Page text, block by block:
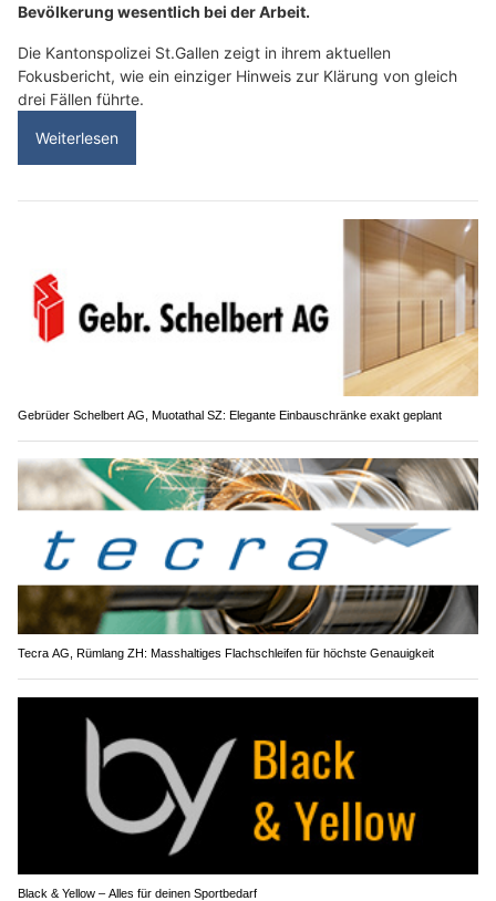
Bevölkerung wesentlich bei der Arbeit.
Die Kantonspolizei St.Gallen zeigt in ihrem aktuellen
Fokusbericht, wie ein einziger Hinweis zur Klärung von gleich
drei Fällen führte.
Weiterlesen
Gebrüder Schelbert AG, Muotathal SZ: Elegante Einbauschränke exakt geplant
Tecra AG, Rümlang ZH: Masshaltiges Flachschleifen für höchste Genauigkeit
Black & Yellow – Alles für deinen Sportbedarf